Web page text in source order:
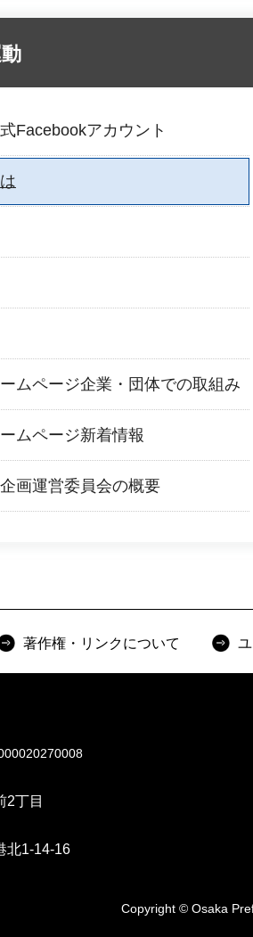
Facebookアカウント
ムページ企業・団体での取組み
ムページ新着情報
画運営委員会の概要
著作権・リンクについて
2丁目
北1-14-16
Copyright © Osaka